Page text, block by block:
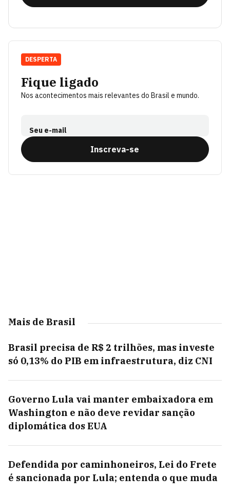
Fique ligado
Nos acontecimentos mais relevantes do Brasil e mundo.
Seu e-mail
Inscreva-se
DESPERTA
Mais de Brasil
Brasil precisa de R$ 2 trilhões, mas investe
só 0,13% do PIB em infraestrutura, diz CNI
Governo Lula vai manter embaixadora em
Washington e não deve revidar sanção
diplomática dos EUA
Defendida por caminhoneiros, Lei do Frete
é sancionada por Lula; entenda o que muda